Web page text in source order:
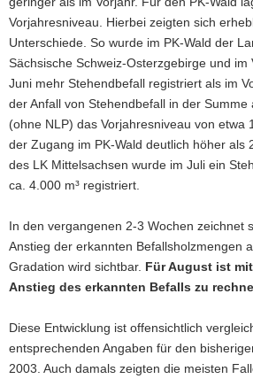
Vorjahresniveau. Hierbei zeigten sich
Unterschiede. So wurde im PK-Wald der
Sächsische Schweiz-Osterzgebirge und im
Juni mehr Stehendbefall re­gistriert als im
der Anfall von Stehendbefall in der Summe
(ohne NLP) das Vorjahresniveau von etwa
der Zugang im PK-Wald deutlich höher als
des LK Mittelsachsen wurde im Juli ein
ca. 4.000 m³ registriert.
In den vergangenen 2-3 Wo­chen zeichnet
Anstieg der erkannten Befallsholzmengen
Gradation wird sichtbar. Für August ist
Anstieg des erkannten Befalls zu
Diese Entwicklung ist offensichtlich
entsprechenden Angaben für den
2003. Auch damals zeigten die meisten